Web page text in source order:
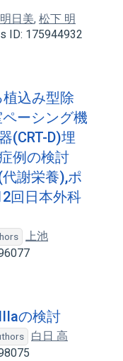
日美, 松下 明
ID: 175944932
込み型除
ーシング機
(CRT-D)埋
例の検討
謝栄養),ポ
回日本外科
上池
の検討
白日 高